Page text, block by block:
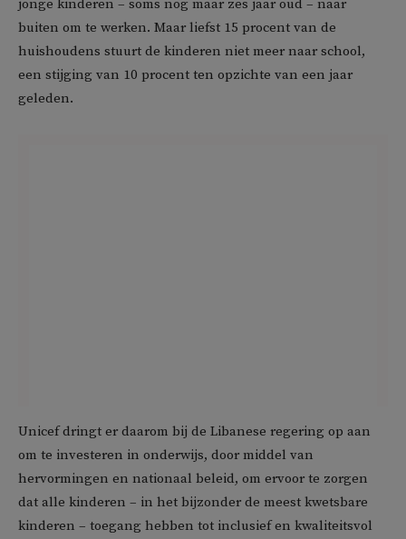
jonge kinderen – soms nog maar zes jaar oud – naar
buiten om te werken. Maar liefst 15 procent van de
huishoudens stuurt de kinderen niet meer naar school,
een stijging van 10 procent ten opzichte van een jaar
geleden.
Unicef dringt er daarom bij de Libanese regering op aan
om te investeren in onderwijs, door middel van
hervormingen en nationaal beleid, om ervoor te zorgen
dat alle kinderen – in het bijzonder de meest kwetsbare
kinderen – toegang hebben tot inclusief en kwaliteitsvol